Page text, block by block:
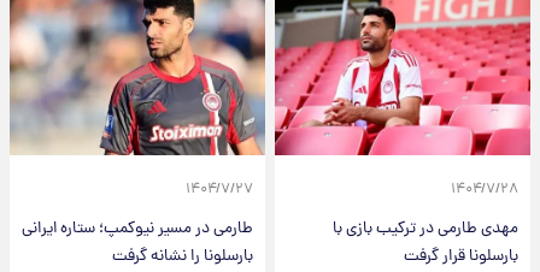
۱۴۰۴/۷/۲۸
مهدی طارمی در ترکیب بازی با
بارسلونا قرار گرفت
۱۴۰۴/۷/۲۷
طارمی در مسیر نیوکمپ؛ ستاره ایرانی
بارسلونا را نشانه گرفت